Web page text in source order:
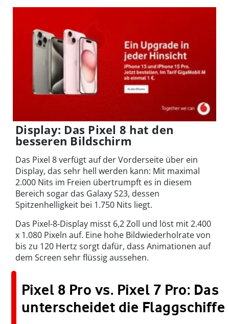
Display: Das Pixel 8 hat den
besseren Bildschirm
Das Pixel 8 verfügt auf der Vorderseite über ein
Display, das sehr hell werden kann: Mit maximal
2.000 Nits im Freien übertrumpft es in diesem
Bereich sogar das Galaxy S23, dessen
Spitzenhelligkeit bei 1.750 Nits liegt.
Das Pixel-8-Display misst 6,2 Zoll und löst mit 2.400
x 1.080 Pixeln auf. Eine hohe Bildwiederholrate von
bis zu 120 Hertz sorgt dafür, dass Animationen auf
dem Screen sehr flüssig aussehen.
Pixel 8 Pro vs. Pixel 7 Pro: Das
unterscheidet die Flaggschiffe